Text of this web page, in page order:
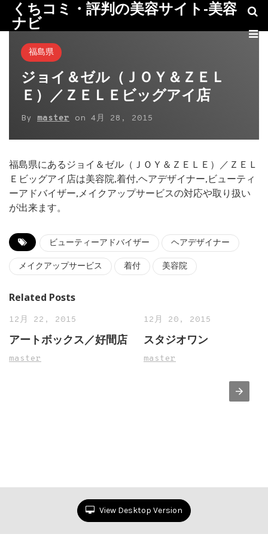
くちコミ・評判の美容サイト-美容
ナビ
福島県
ジョイ＆ゼル（ＪＯＹ＆ＺＥＬ
Ｅ）／ＺＥＬＥビッグアイ店
By master on 4月 28, 2015
福島県にあるジョイ＆ゼル（ＪＯＹ＆ＺＥＬＥ）／ＺＥＬ
Ｅビッグアイ店は美容院,着付,ヘアデザイナー,ビューティ
ーアドバイザー,メイクアップサービスの対応や取り扱い
が出来ます。
ビューティーアドバイザー ヘアデザイナー
メイクアップサービス 着付 美容院
Related Posts
12月 22, 2015
アートボックス／好間店
master
12月 20, 2015
スタジオワン
master
View Desktop Version